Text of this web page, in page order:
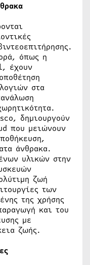
όπως η
έχουν
στα
δημιουργούν
που μειώνουν
άνθρακα.
υλικών στην
ζωή
των
της χρήσης
και του
με
ζωής.